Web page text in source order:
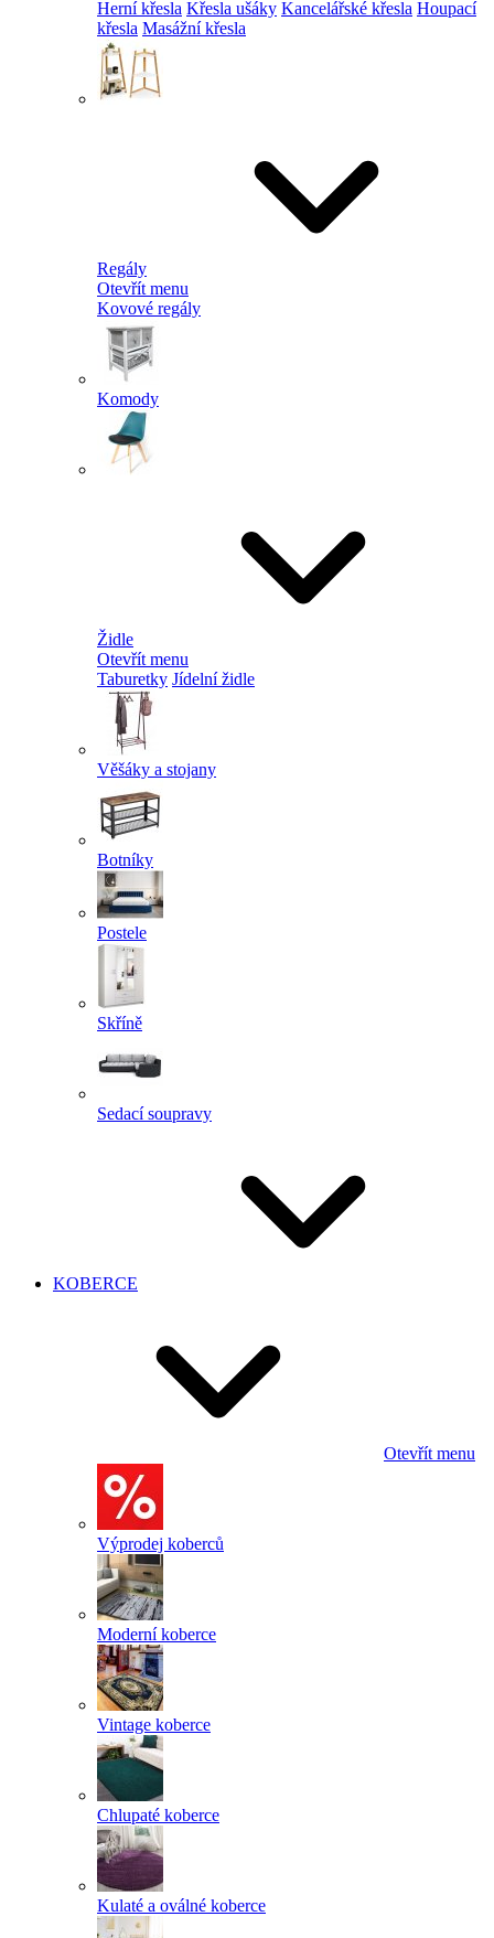
Herní křesla Křesla ušáky Kancelářské křesla Houpací
křesla Masážní křesla
Regály
Otevřít menu
Kovové regály
Komody
Židle
Otevřít menu
Taburetky Jídelní židle
Věšáky a stojany
Botníky
Postele
Skříně
Sedací soupravy
KOBERCE
Otevřít menu
Výprodej koberců
Moderní koberce
Vintage koberce
Chlupaté koberce
Kulaté a oválné koberce